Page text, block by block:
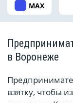
MAX
в Воронеже
взятку, чтобы